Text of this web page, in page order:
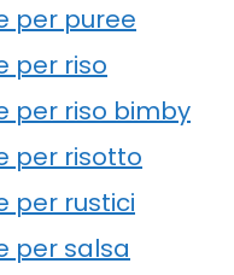
per puree
per riso
per riso bimby
per risotto
per rustici
per salsa